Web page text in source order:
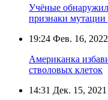
Учёные
признаки
19:24 Фев. 16, 2022
Американка
стволовых клеток
14:31 Дек. 15, 2021